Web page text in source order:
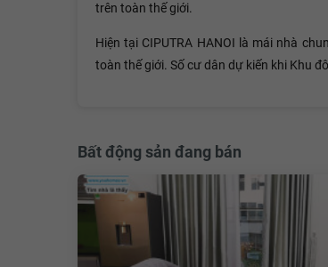
trên toàn thế giới.
Hiện tại CIPUTRA HANOI là mái nhà
toàn thế giới. Số cư dân dự kiến khi Khu
Bất động sản đang bán